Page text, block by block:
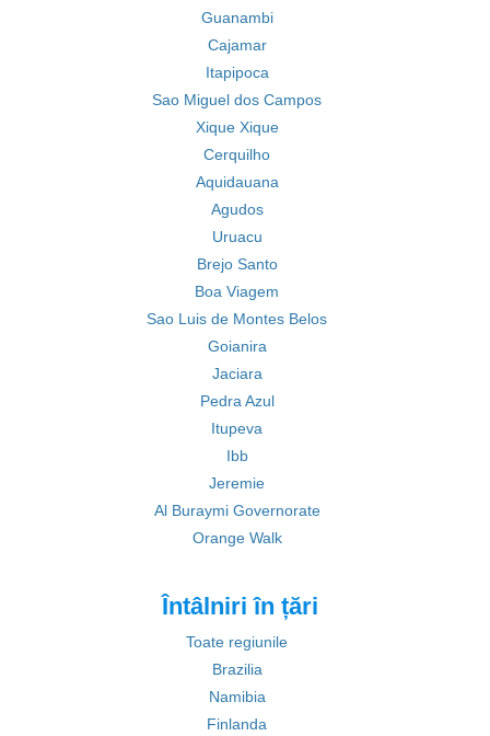
Guanambi
Cajamar
Itapipoca
Sao Miguel dos Campos
Xique Xique
Cerquilho
Aquidauana
Agudos
Uruacu
Brejo Santo
Boa Viagem
Sao Luis de Montes Belos
Goianira
Jaciara
Pedra Azul
Itupeva
Ibb
Jeremie
Al Buraymi Governorate
Orange Walk
Întâlniri în țări
Toate regiunile
Brazilia
Namibia
Finlanda